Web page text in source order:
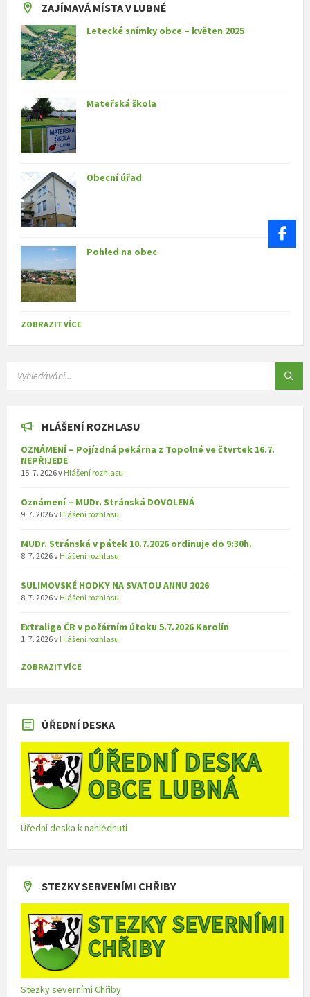
ZAJÍMAVÁ MÍSTA V LUBNÉ
Letecké snímky obce – květen 2025
Mateřská škola
Obecní úřad
Pohled na obec
ZOBRAZIT VÍCE
HLÁŠENÍ ROZHLASU
OZNÁMENÍ – Pojízdná pekárna z Topolné ve čtvrtek 16.7.
NEPŘIJEDE
15. 7. 2026v Hlášení rozhlasu
Oznámení – MUDr. Stránská DOVOLENÁ
9. 7. 2026v Hlášení rozhlasu
MUDr. Stránská v pátek 10.7.2026 ordinuje do 9:30h.
8. 7. 2026v Hlášení rozhlasu
SULIMOVSKÉ HODKY NA SVATOU ANNU 2026
8. 7. 2026v Hlášení rozhlasu
Extraliga ČR v požárním útoku 5.7.2026 Karolín
1. 7. 2026v Hlášení rozhlasu
ZOBRAZIT VÍCE
ÚŘEDNÍ DESKA
Úřední deska k nahlédnutí
STEZKY SERVENÍMI CHŘIBY
Stezky severními Chřiby